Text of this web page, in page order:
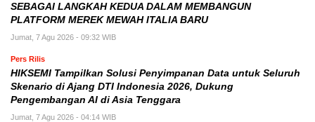
SEBAGAI LANGKAH KEDUA DALAM MEMBANGUN
PLATFORM MEREK MEWAH ITALIA BARU
Jumat, 7 Agu 2026 - 09:32 WIB
Pers Rilis
HIKSEMI Tampilkan Solusi Penyimpanan Data untuk Seluruh
Skenario di Ajang DTI Indonesia 2026, Dukung
Pengembangan AI di Asia Tenggara
Jumat, 7 Agu 2026 - 04:14 WIB